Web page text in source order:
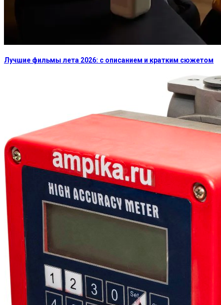
Лучшие фильмы лета 2026: с описанием и кратким сюжетом